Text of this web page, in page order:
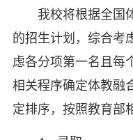
我校将根据全国
的招生计划，综合考
虑各分项第一名且每
相关程序确定体教融
定排序，按照教育部